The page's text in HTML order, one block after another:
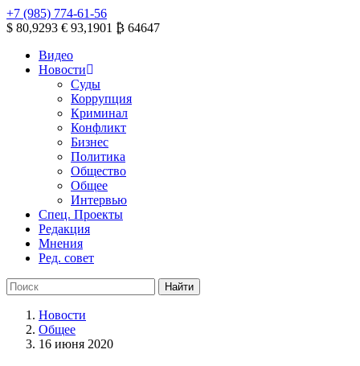
+7 (985) 774-61-56
$ 80,9293 € 93,1901 ₿ 64647
Видео
Новости
Суды
Коррупция
Криминал
Конфликт
Бизнес
Политика
Общество
Общее
Интервью
Спец. Проекты
Редакция
Мнения
Ред. совет
Новости
Общее
16 июня 2020